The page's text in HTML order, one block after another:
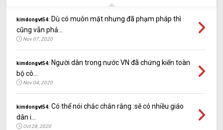
kimdongvt54: Dù có muôn mặt nhưng đã phạm pháp thì
cũng vẫn phả...
Nov 07, 2020
kimdongvt54: Người dân trong nước VN đã chứng kiến toàn
bộ cô...
Nov 04, 2020
kimdongvt54: Có thể nói chắc chắn rằng :sẽ có nhiều giáo
dân i...
Oct 28, 2020